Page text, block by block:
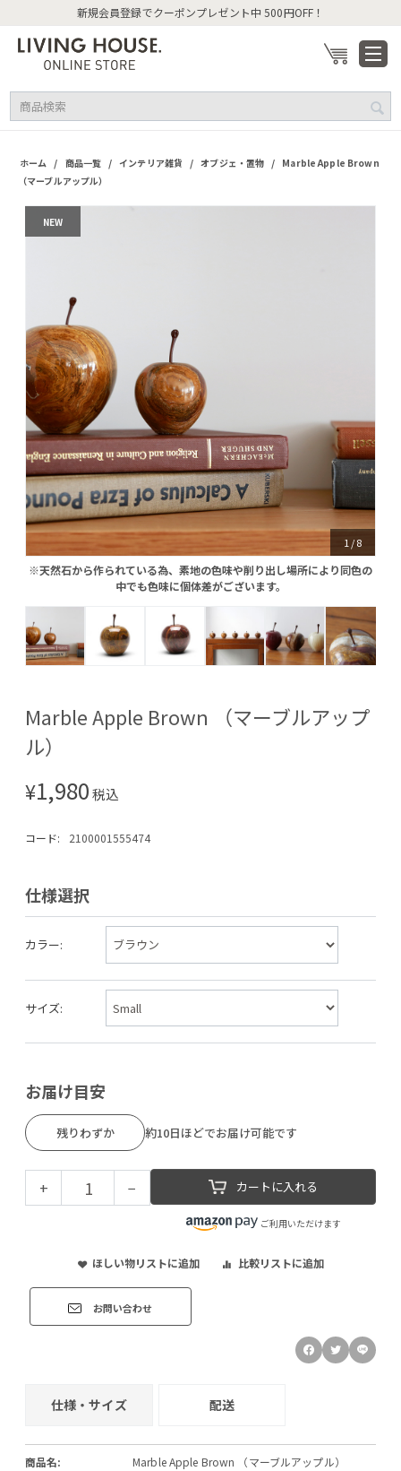
新規会員登録でクーポンプレゼント中 500円OFF！
ホーム / 商品一覧 / インテリア雑貨 / オブジェ・置物 / Marble Apple Brown
（マーブルアップル）
NEW
※天然石から作られている為、素地の色味や削り出し場所により同色の
中でも色味に個体差がございます。
1 /8
※天然石から作られている為、素地の色味や削り出し場所により同色の
中でも色味に個体差がございます。
Marble Apple Brown （マーブルアップ
ル）
¥1,980税込
コード: 2100001555474
仕様選択
カラー:
サイズ:
お届け目安
残りわずか 約10日ほどでお届け可能です
+ − カートに入れる
ご利用いただけます
ほしい物リストに追加 比較リストに追加
お問い合わせ
仕様・サイズ 配送
商品名: Marble Apple Brown （マーブルアップル）